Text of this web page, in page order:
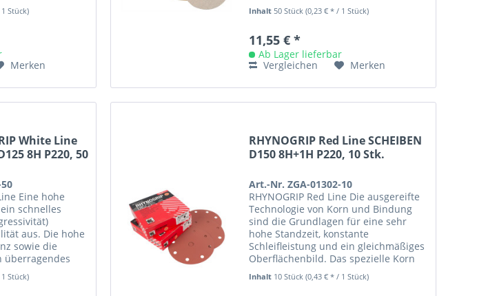
Stück)
Merken
Arbeiten...
Inhalt 50 Stück(0,23 € * / 1 Stück)
11,55 € *
Ab Lager lieferbar
Vergleichen
Merken
White Line
8H P220, 50
Eine hohe
schnelles
aus. Die hohe
sowie die
überragendes
Stück)
RHYNOGRIP Red Line SCHEIBEN
D150 8H+1H P220, 10 Stk.
Art.-Nr. ZGA-01302-10
RHYNOGRIP Red Line Die ausgereifte
Technologie von Korn und Bindung
sind die Grundlagen für eine sehr
hohe Standzeit, konstante
Schleifleistung und ein gleichmäßiges
Oberflächenbild. Das spezielle Korn
Inhalt 10 Stück(0,43 € * / 1 Stück)